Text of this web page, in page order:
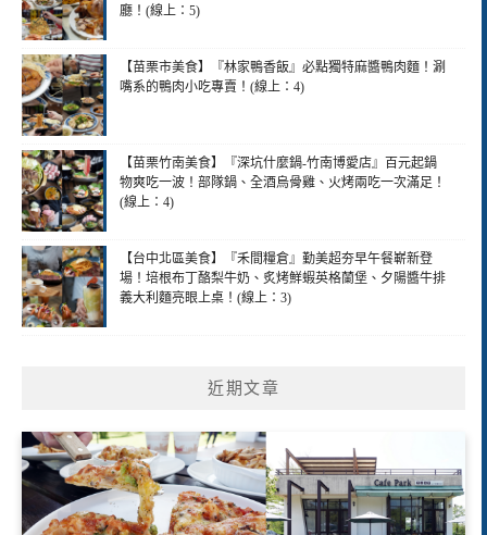
廳！(線上：5)
【苗栗市美食】『林家鴨香飯』必點獨特麻醬鴨肉麵！涮
嘴系的鴨肉小吃專賣！(線上：4)
【苗栗竹南美食】『深坑什麼鍋-竹南博愛店』百元起鍋
物爽吃一波！部隊鍋、全酒烏骨雞、火烤兩吃一次滿足！
(線上：4)
【台中北區美食】『禾間糧倉』勤美超夯早午餐嶄新登
場！培根布丁酪梨牛奶、炙烤鮮蝦英格蘭堡、夕陽醬牛排
義大利麵亮眼上桌！(線上：3)
近期文章